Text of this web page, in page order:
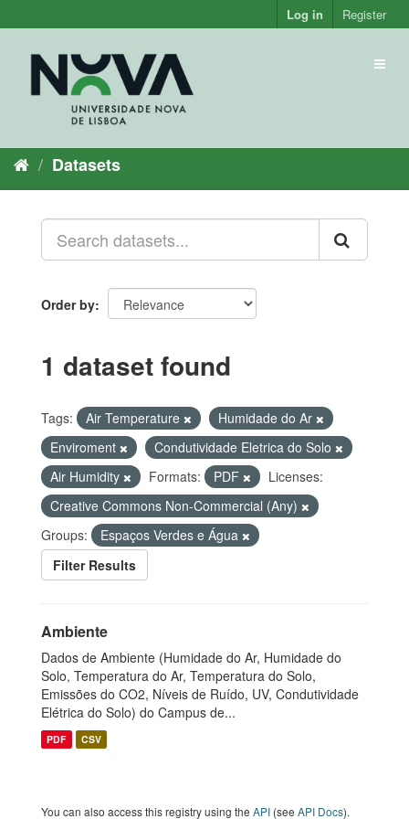
to
Log in Register
Datasets
Order by
1 dataset found
Tags: Air Temperature
Humidade do Ar
Enviroment
Condutividade Eletrica do Solo
Air Humidity
Formats: PDF
Licenses:
Creative Commons Non-Commercial (Any)
Groups:
Espaços Verdes e Água
Filter Results
Ambiente
Dados de Ambiente (Humidade do Ar, Humidade do
Solo, Temperatura do Ar, Temperatura do Solo,
Emissões do CO2, Níveis de Ruído, UV, Condutividade
Elétrica do Solo) do Campus de...
PDF CSV
You can also access this registry using the API (see API Docs).